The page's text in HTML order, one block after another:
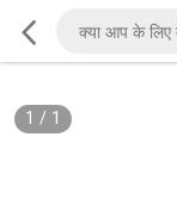
1 / 1